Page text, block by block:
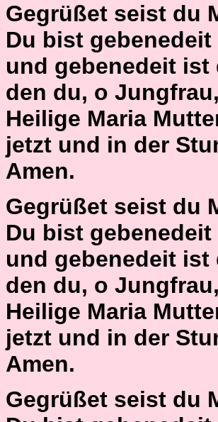
Gegrüßet seist du
Du bist
und gebenedeit
den du, o
Heilige Maria
jetzt und in der
Amen.
Gegrüßet seist du
Du bist
und gebenedeit
den du, o
Heilige Maria
jetzt und in der
Amen.
Gegrüßet seist du